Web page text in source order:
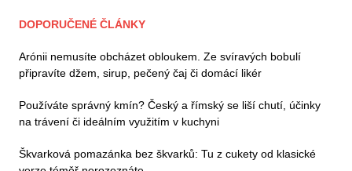
DOPORUČENÉ ČLÁNKY
Arónii nemusíte obcházet obloukem. Ze svíravých bobulí
připravíte džem, sirup, pečený čaj či domácí likér
Používáte správný kmín? Český a římský se liší chutí, účinky
na trávení či ideálním využitím v kuchyni
Škvarková pomazánka bez škvarků: Tu z cukety od klasické